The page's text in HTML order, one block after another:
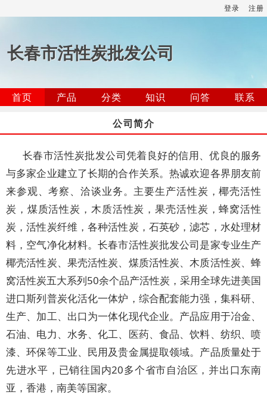
登录 注册
长春市活性炭批发公司
首页 产品 分类 知识 问答
联系
公司简介
长春市活性炭批发公司凭着良好的信用、优良的服务
与多家企业建立了长期的合作关系。热诚欢迎各界朋友前
来参观、考察、洽谈业务。主要生产活性炭，椰壳活性
炭，煤质活性炭，木质活性炭，果壳活性炭，蜂窝活性
炭，活性炭纤维，各种活性炭，石英砂，滤芯，水处理材
料，空气净化材料。长春市活性炭批发公司是家专业生产
椰壳活性炭、果壳活性炭、煤质活性炭、木质活性炭、蜂
窝活性炭五大系列50余个品产活性炭，采用全球先进美国
进口斯列普炭化活化一体炉，综合配套能力强，集科研、
生产、加工、出口为一体化现代企业。产品应用于冶金、
石油、电力、水务、化工、医药、食品、饮料、纺织、喷
漆、环保等工业、民用及贵金属提取领域。产品质量处于
先进水平，已销往国内20多个省市自治区，并出口东南
亚，香港，南美等国家。